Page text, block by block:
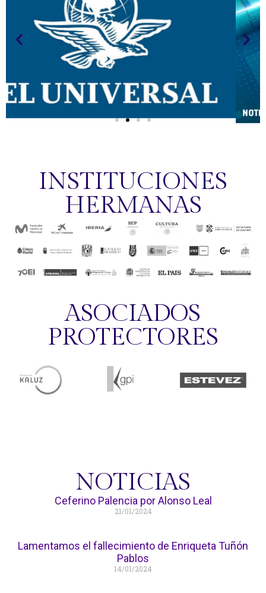
Canal 22
Ir a la
INSTITUCIONES
HERMANAS
ASOCIADOS
PROTECTORES
NOTICIAS
Ceferino Palencia por Alonso Leal
21/01/2024
Lamentamos el fallecimiento de Enriqueta Tuñón
Pablos
14/01/2024